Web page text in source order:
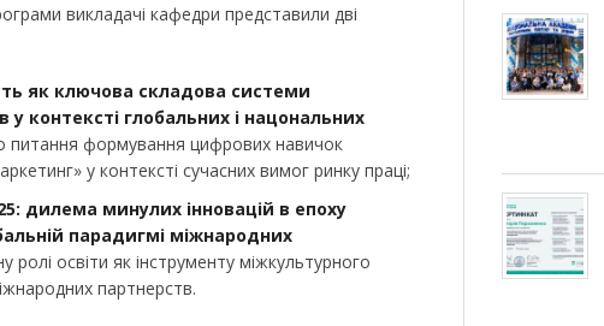
викладачі кафедри представили дві
як ключова складова системи
у контексті глобальних і нацональних
питання формування цифрових навичок
у контексті сучасних вимог ринку праці;
: дилема минулих інновацій в епоху
парадигмі міжнародних
ролі освіти як інструменту міжкультурного
партнерств.